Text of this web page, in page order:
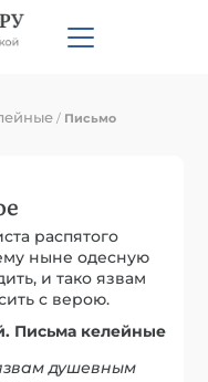
/ Письмо
распятого
ныне одесную
и тако язвам
с верою.
Письма келейные
душевным